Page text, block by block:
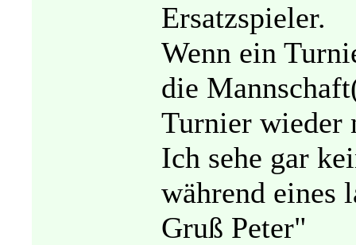
Ersatzspieler.
Wenn ein
die
Turnier wieder
Ich sehe gar
während eines
Gruß Peter"